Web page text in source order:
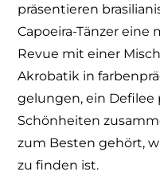
präsentieren
Capoeira-Tänzer eine
Revue mit einer
Akrobatik in
gelungen, ein
Schönheiten
zum Besten gehört,
zu finden ist.